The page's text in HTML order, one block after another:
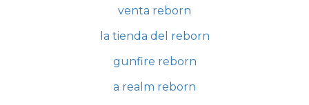
venta reborn
la tienda del reborn
gunfire reborn
a realm reborn